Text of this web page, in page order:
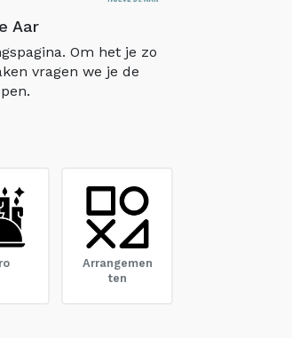
Aar
Om het je zo
vragen we je de
Arrangemen
ten